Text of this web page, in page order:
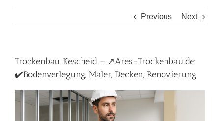
Previous Next
Trockenbau Kescheid – ↗️Ares-Trockenbau.de:
✔️Bodenverlegung, Maler, Decken, Renovierung